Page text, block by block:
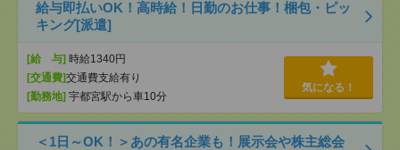
給与即払いOK！高時給！日勤のお仕事！梱包・ピッ
キング[派遣]
[給 与] 時給1340円
[交通費]交通費支給有り
[勤務地] 宇都宮駅から車10分
気になる！
＜1日～OK！＞あの有名企業も！展示会や株主総会